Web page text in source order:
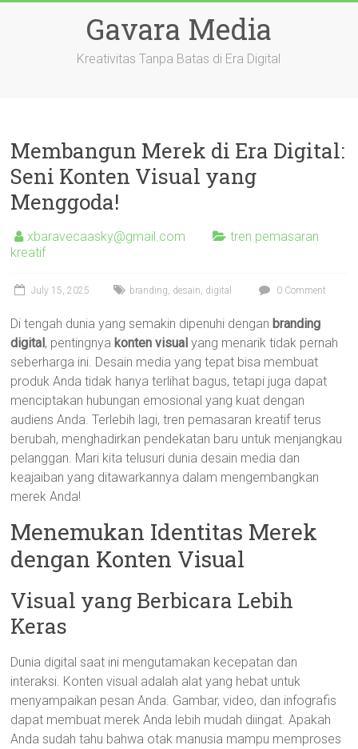
Gavara Media
Kreativitas Tanpa Batas di Era Digital
Membangun Merek di Era Digital:
Seni Konten Visual yang
Menggoda!
xbaravecaasky@gmail.com
tren pemasaran
kreatif
July 15, 2025 branding, desain, digital 0 Comment
Di tengah dunia yang semakin dipenuhi dengan branding
digital, pentingnya konten visual yang menarik tidak pernah
seberharga ini. Desain media yang tepat bisa membuat
produk Anda tidak hanya terlihat bagus, tetapi juga dapat
menciptakan hubungan emosional yang kuat dengan
audiens Anda. Terlebih lagi, tren pemasaran kreatif terus
berubah, menghadirkan pendekatan baru untuk menjangkau
pelanggan. Mari kita telusuri dunia desain media dan
keajaiban yang ditawarkannya dalam mengembangkan
merek Anda!
Menemukan Identitas Merek
dengan Konten Visual
Visual yang Berbicara Lebih
Keras
Dunia digital saat ini mengutamakan kecepatan dan
interaksi. Konten visual adalah alat yang hebat untuk
menyampaikan pesan Anda. Gambar, video, dan infografis
dapat membuat merek Anda lebih mudah diingat. Apakah
Anda sudah tahu bahwa otak manusia mampu memproses